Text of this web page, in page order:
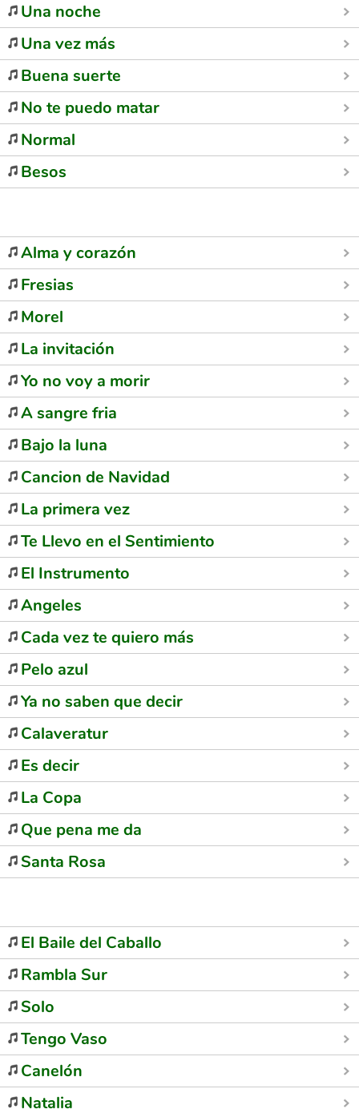
Una noche
Una vez más
Buena suerte
No te puedo matar
Normal
Besos
Alma y corazón
Fresias
Morel
La invitación
Yo no voy a morir
A sangre fria
Bajo la luna
Cancion de Navidad
La primera vez
Te Llevo en el Sentimiento
El Instrumento
Angeles
Cada vez te quiero más
Pelo azul
Ya no saben que decir
Calaveratur
Es decir
La Copa
Que pena me da
Santa Rosa
El Baile del Caballo
Rambla Sur
Solo
Tengo Vaso
Canelón
Natalia